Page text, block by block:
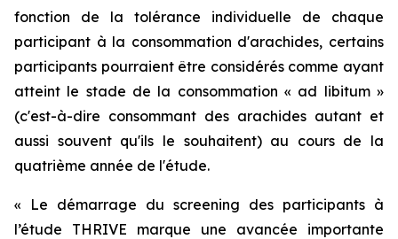
fonction de la tolérance individuelle de chaque
participant à la consommation d'arachides, certains
participants pourraient être considérés comme ayant
atteint le stade de la consommation « ad libitum »
(c'est-à-dire consommant des arachides autant et
aussi souvent qu'ils le souhaitent) au cours de la
quatrième année de l'étude.
« Le démarrage du screening des participants à
l’étude THRIVE marque une avancée importante